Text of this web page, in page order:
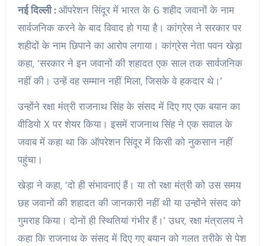
नई दिल्ली :ऑपरेशन सिंदूर में भारत के 6 शहीद जवानों के नाम
सार्वजनिक करने के बाद विवाद हो गया है। कांग्रेस ने सरकार पर
शहीदों के नाम छिपाने का आरोप लगाया। कांग्रेस नेता पवन खेड़ा
कहा, ‘सरकार ने इन जवानों की शहादत एक साल तक सार्वजनिक
नहीं की। उन्हें वह सम्मान नहीं मिला, जिसके वे हकदार थे।’
उन्होंने रक्षा मंत्री राजनाथ सिंह के संसद में दिए गए एक बयान का
वीडियो X पर शेयर किया। इसमें राजनाथ सिंह ने एक सवाल के
जवाब में कहा था कि ऑपरेशन सिंदूर में किसी को नुकसान नहीं
पहुंचा।
खेड़ा ने कहा, ‘दो ही संभावनाएं हैं। या तो रक्षा मंत्री को उस समय
छह जवानों की शहादत की जानकारी नहीं थी या उन्होंने संसद को
गुमराह किया। दोनों ही स्थितियां गंभीर हैं।’ उधर, रक्षा मंत्रालय ने
कहा कि राजनाथ के संसद में दिए गए बयान को गलत तरीके से पेश